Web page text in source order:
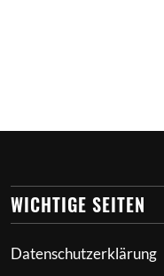
WICHTIGE SEITEN
Datenschutzerklärung